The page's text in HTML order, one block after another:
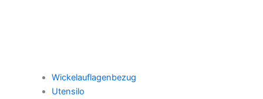
Wickelauflagenbezug
Utensilo